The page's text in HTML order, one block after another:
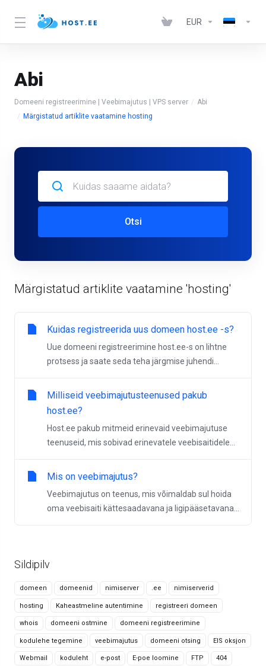
EUR
Abi
Domeeni registreerimine | Veebimajutus | VPS server
Abi
Märgistatud artiklite vaatamine hosting
Sildipilv
domeen domeenid nimiserver .ee nimiserverid
hosting Kaheastmeline autentimine registreeri domeen
whois domeeni ostmine domeeni registreerimine
kodulehe tegemine veebimajutus domeeni otsing EIS oksjon
Webmail koduleht e-post E-poe loomine FTP 404
Otsi
Märgistatud artiklite vaatamine 'hosting'
Kuidas registreerida uus domeen host.ee -s?
Uue domeeni registreerimine host.ee-s on lihtne
protsess ja saate seda teha järgmise juhendi...
Milliseid veebimajutusteenused pakub
host.ee?
Host.ee pakub mitmeid erinevaid veebimajutuse
teenuseid, mis sobivad erinevatele veebisaitidele...
Mis on veebimajutus?
Veebimajutus on teenus, mis võimaldab sul hoida
oma veebisaiti kättesaadavana ja ligipääsetavana...